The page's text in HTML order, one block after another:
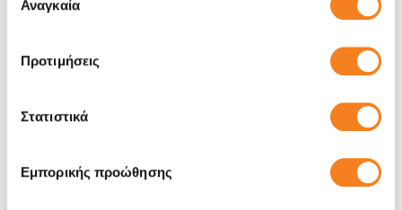
συγκατάθεσης
Αναγκαία
Προτιμήσεις
Στατιστικά
Εμπορικής προώθησης
€56,45
Με 24% ΦΠΑ
€70,00